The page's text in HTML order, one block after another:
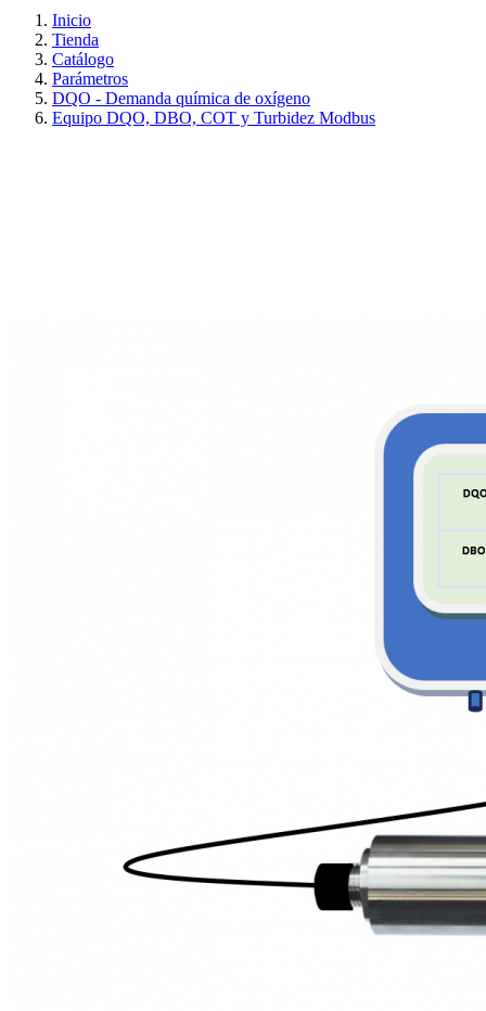
Inicio
Tienda
Catálogo
Parámetros
DQO - Demanda química de oxígeno
Equipo DQO, DBO, COT y Turbidez Modbus